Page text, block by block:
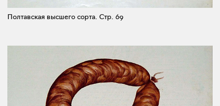
Полтавская высшего сорта. Стр. 69